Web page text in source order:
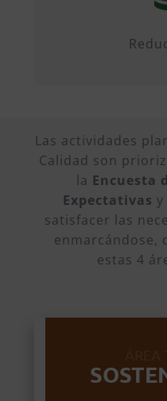
Las actividades
Calidad son
la Encuesta
Expectativas
satisfacer las
enmarcándose,
estas 4